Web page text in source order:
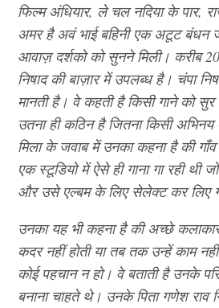
फिल्म अंधियार, ले चल नदिया के पार,
अमर है अवं भाई बहिनी एक अटूट बंधन
आवाज़ दर्शको को सुनने मिली। करीब
निषाद की बाज़ार में उपलब्ध है। चंपा
मानती है। वे कहती है किसी गाने को
उतना ही कठिन है जितना किसी
मिला के जवाब में उनका कहना है की
एक स्टूडियो में ऐसे ही गाना गा रही थी
और उसे एल्बम के लिए सेलेक्ट कर लिए
उनका यह भी कहना है की अच्छे
कदर नहीं होती या तब तक उन्हें काम
कोई पहचान न हो। वे बताती है उनके
बनाना चाहते थे। उनके पिता गणेश राव